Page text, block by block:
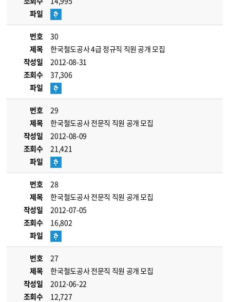
파일
번호
30
제목
한국철도공사 4급 정규직 직원 공개 모집
작성일
2012-08-31
조회수
37,306
파일
번호
29
제목
한국철도공사 전문직 직원 공개 모집
작성일
2012-08-09
조회수
21,421
파일
번호
28
제목
한국철도공사 전문직 직원 공개 모집
작성일
2012-07-05
조회수
16,802
파일
번호
27
제목
한국철도공사 전문직 직원 공개 모집
작성일
2012-06-22
조회수
12,727